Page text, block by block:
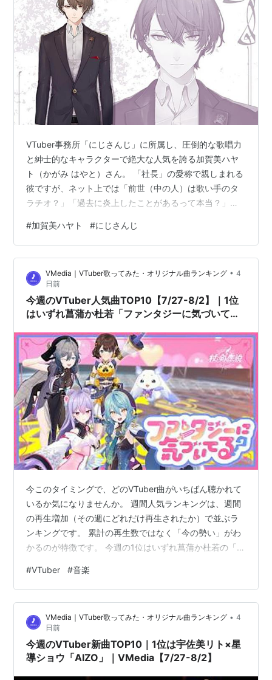
VTuber事務所「にじさんじ」に所属し、圧倒的な歌唱力
と紳士的なキャラクターで絶大な人気を誇る加賀美ハヤ
ト（かがみ はやと）さん。 「社長」の愛称で親しまれる
彼ですが、ネット上では「前世（中の人）は歌い手のタ
ラチオ？」「過去に炎上したことがあるって本当？」と
ヤトさんの基本プロフィールや経歴をはじめ、前世とさ
れる「タラチオ」説の根拠や、過去に話題となった炎上
騒動の真相と背景まで、最新情報をもとに徹底解説しま
す。 www.youtube.com 加賀美ハヤトとは？プロフィー
ル＆基本情報 まずは、加賀美ハヤトさんの基本プロフィ
ールと活動の歴史をお…
#加賀美ハヤト #にじさんじ
VMedia｜VTuber歌ってみた・オリジナル曲ランキング • 4
日前
今週のVTuber人気曲TOP10【7/27-8/2】｜1位
はいずれ菖蒲か杜若「ファンタジーに気づいて
今このタイミングで、どのVTuber曲がいちばん聴かれて
いるか気になりませんか。 週間人気ランキングは、週間
の再生増加（その週にどれだけ再生されたか）で並ぶラ
ンキングです。 累計の再生数ではなく「今の勢い」がわ
かるのが特徴です。 今週の1位はいずれ菖蒲か杜若の「フ
め 1位はいずれ菖蒲か杜若「ファンタジーに気づいて
る？」、週間の再生増加+439.3万回で圧倒的トップ。 2
位は宇佐美リト×星導ショウ「AIZO」が新着から急伸し
+91.6万回。 3位は星街すいせいの定番曲「ビビデバ」が
+83万回と根強い人気です。 🏆 今週のランキング一覧
（TOP…
#VTuber #音楽
VMedia｜VTuber歌ってみた・オリジナル曲ランキング • 4
日前
今週のVTuber新曲TOP10｜1位は宇佐美リト×星
導ショウ「AIZO」｜VMedia【7/27-8/2】